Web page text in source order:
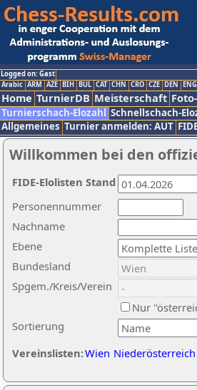
Logged on: Gast
Arabic ARM AZE BIH BUL CAT CHN CRO CZE DEN ENG
Home TurnierDB Meisterschaft
Turnierschach-Elozahl Schnellschach-
Allgemeines Turnier anmelden: AUT
Willkommen bei den
Nachname
Ebene
Sortierung
Personennummer
Bundesland
Spgem./Kreis/Verein
Nur
Vereinslisten:Wien Niederösterreich
FIDE-Elolisten Stand